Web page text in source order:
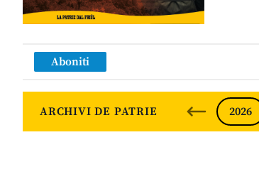
Aboniti
ARCHIVI DE PATRIE 2026